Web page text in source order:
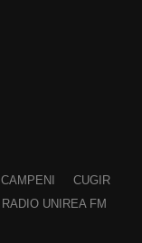
CAMPENI
CUGIR
RADIO UNIREA FM